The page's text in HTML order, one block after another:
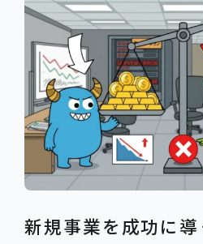
新規事業を成功に